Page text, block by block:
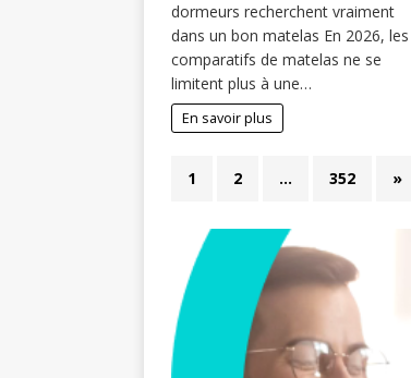
dormeurs recherchent vraiment
dans un bon matelas En 2026, les
comparatifs de matelas ne se
limitent plus à une…
En savoir plus
1 2 … 352 »